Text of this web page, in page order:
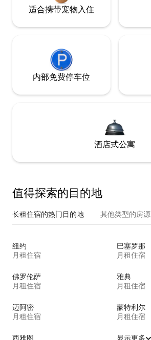
适合携带宠物入住
内部免费停车位
酒店式公寓
值得探索的目的地
长租住宿的热门目的地 其他类型的房源
纽约
月租住宿
巴塞罗那
月租住宿
佛罗伦萨
月租住宿
雅典
月租住宿
迈阿密
月租住宿
蒙特利尔
月租住宿
西雅图 显示更多